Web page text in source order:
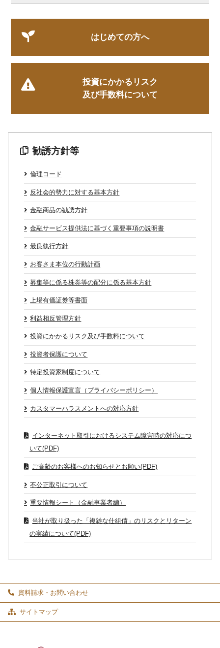
はじめての方へ
投資にかかるリスク
及び手数料について
勧誘方針等
倫理コード
反社会的勢力に対する基本方針
金融商品の勧誘方針
金融サービス提供法に基づく重要事項の説明書
最良執行方針
お客さま本位の行動計画
募集等に係る株券等の配分に係る基本方針
上場有価証券等書面
利益相反管理方針
投資にかかるリスク及び手数料について
投資者保護について
特定投資家制度について
個人情報保護宣言（プライバシーポリシー）
カスタマーハラスメントへの対応方針
インターネット取引におけるシステム障害時の対応につ
いて(PDF)
ご高齢のお客様へのお知らせとお願い(PDF)
不公正取引について
重要情報シート（金融事業者編）
当社が取り扱った「複雑な仕組債」のリスクとリターン
の実績について(PDF)
資料請求・お問い合わせ
サイトマップ